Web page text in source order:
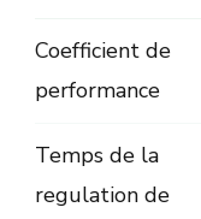
Coefficient de
performance
Temps de la
regulation de